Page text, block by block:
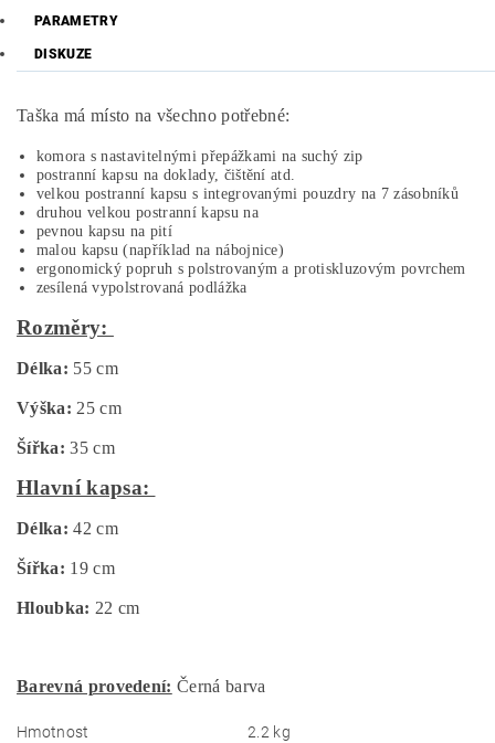
PARAMETRY
DISKUZE
Taška má místo na všechno potřebné:
komora s nastavitelnými přepážkami na suchý zip
postranní kapsu na doklady, čištění atd.
velkou postranní kapsu s integrovanými pouzdry na 7 zásobníků
druhou velkou postranní kapsu na
pevnou kapsu na pití
malou kapsu (například na nábojnice)
ergonomický popruh s polstrovaným a protiskluzovým povrchem
zesílená vypolstrovaná podlážka
Rozměry:
Délka: 55 cm
Výška: 25 cm
Šířka: 35 cm
Hlavní kapsa:
Délka: 42 cm
Šířka: 19 cm
Hloubka: 22 cm
Barevná provedení: Černá barva
Hmotnost 2.2 kg